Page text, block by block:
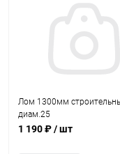
Лом 1300мм
диам.25
1 190 ₽/ шт